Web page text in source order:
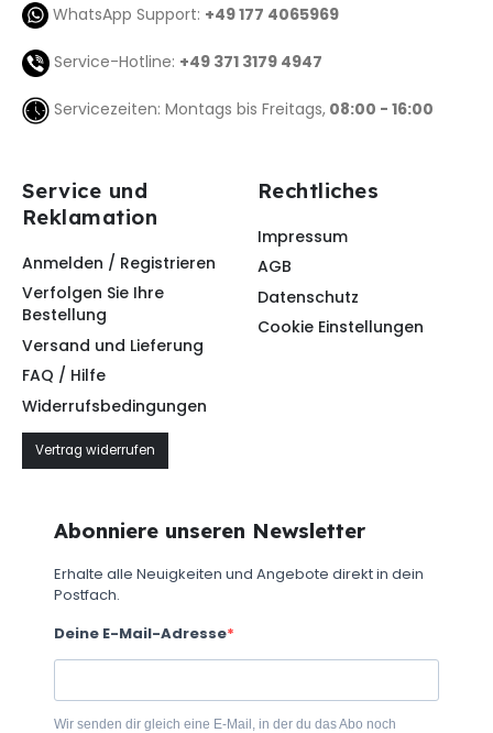
WhatsApp Support: +49 177 4065969
Service-Hotline: +49 371 3179 4947
Servicezeiten: Montags bis Freitags, 08:00 - 16:00
Service und
Reklamation
Anmelden / Registrieren
Verfolgen Sie Ihre
Bestellung
Versand und Lieferung
FAQ / Hilfe
Widerrufsbedingungen
Vertrag widerrufen
Rechtliches
Impressum
AGB
Datenschutz
Cookie Einstellungen
Abonniere unseren Newsletter
Erhalte alle Neuigkeiten und Angebote direkt in dein
Postfach.
Deine E-Mail-Adresse
Wir senden dir gleich eine E-Mail, in der du das Abo noch